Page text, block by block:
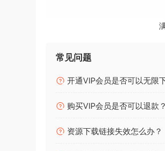
Genres: Halloween Sounds
🏠 HomePage
常见问题
开通VIP会员是否可以无限
购买VIP会员是否可以退款？
资源下载链接失效怎么办？